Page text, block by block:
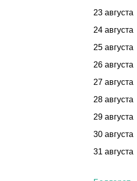
23 августа
24 августа
25 августа
26 августа
27 августа
28 августа
29 августа
30 августа
31 августа